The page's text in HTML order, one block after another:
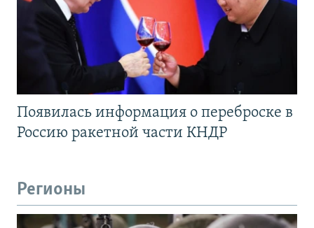
Появилась информация о переброске в
Россию ракетной части КНДР
Регионы